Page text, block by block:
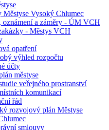
Městyse Vysoký Chlumec
oznámení a záměry - ÚM VCH
- Městys VCH
opatření
výhled rozpočtu
účty
městyse
veřejného prostranství
komunikací
řád
rozvojový plán Městyse
smlouvy